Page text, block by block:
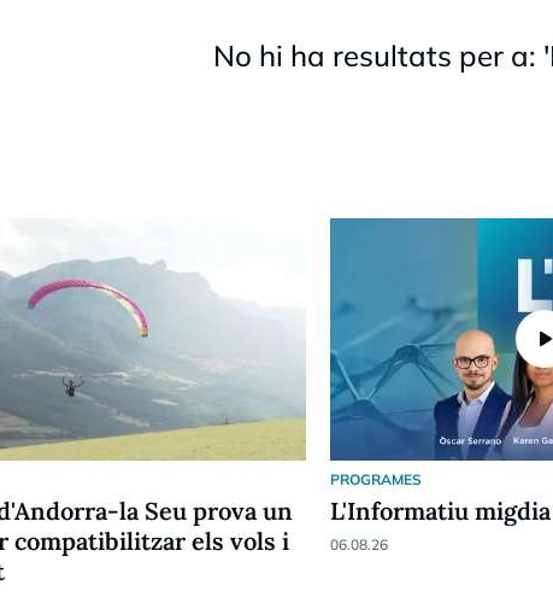
No hi ha resultats per a: '
la Seu prova un
compatibilitzar els vols i
play_arrow
PROGRAMES
L'Informatiu
06.08.26